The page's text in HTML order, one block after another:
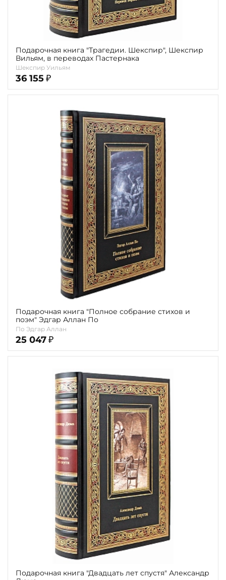
Подарочная книга "Трагедии. Шекспир", Шекспир
Вильям, в переводах Пастернака
Шекспир Уильям
36 155 ₽
Подарочная книга "Полное собрание стихов и
поэм" Эдгар Аллан По
По Эдгар Аллан
25 047 ₽
Подарочная книга "Двадцать лет спустя" Александр